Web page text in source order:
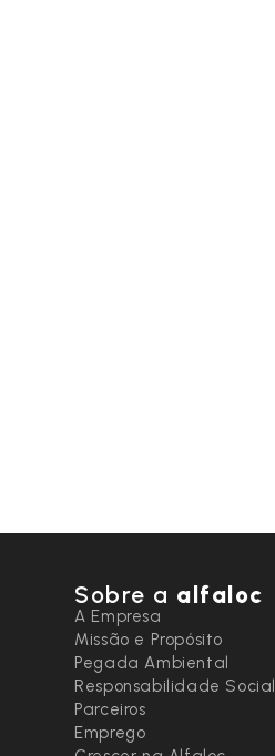
Sobre a alfaloc
A Empresa
Missão e Propósito
Pegada Ambiental
Responsabilidade Social
Parceiros
Emprego